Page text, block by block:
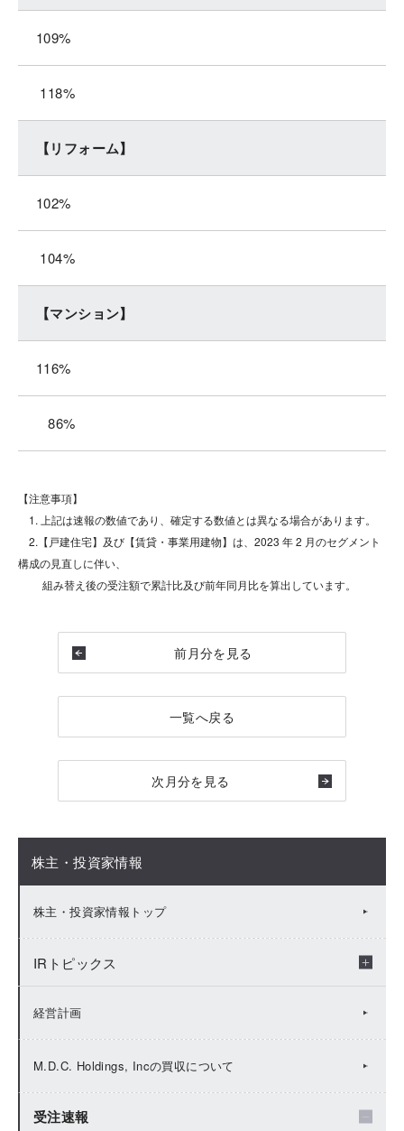
109%
118%
【リフォーム】
102%
104%
【マンション】
116%
86%
【注意事項】
1. 上記は速報の数値であり、確定する数値とは異なる場合があります。
2.【戸建住宅】及び【賃貸・事業用建物】は、2023 年 2 月のセグメント
構成の見直しに伴い、
組み替え後の受注額で累計比及び前年同月比を算出しています。
前月分を見る
一覧へ戻る
次月分を見る
株主・投資家情報
株主・投資家情報トップ
IRトピックス
2026年：IRトピックス
経営計画
M.D.C. Holdings, Incの買収について
受注速報